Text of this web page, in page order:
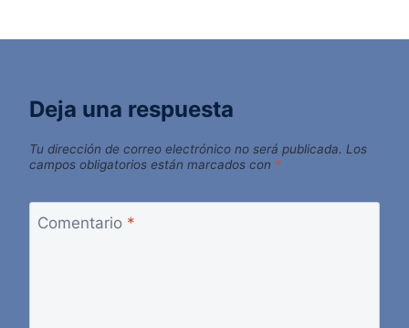
Deja una respuesta
Tu dirección de correo electrónico no será publicada. Los
campos obligatorios están marcados con *
Comentario *